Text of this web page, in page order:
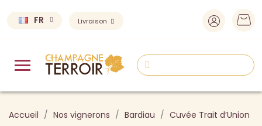
FR Livraison
Accueil Nos vignerons Bardiau Cuvée Trait d’Union